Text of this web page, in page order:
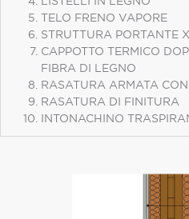
TELO FRENO VAPORE
STRUTTURA PORTANTE
CAPPOTTO TERMICO
FIBRA DI LEGNO
RASATURA ARMATA CON
RASATURA DI FINITURA
INTONACHINO